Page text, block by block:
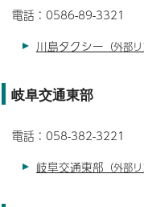
電話：0586-89-3321
川島タクシー （外部
岐阜交通東部
電話：058-382-3221
岐阜交通東部 （外部